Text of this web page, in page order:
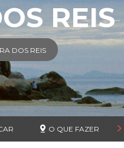
REIS
DOS REIS
O QUE FAZER